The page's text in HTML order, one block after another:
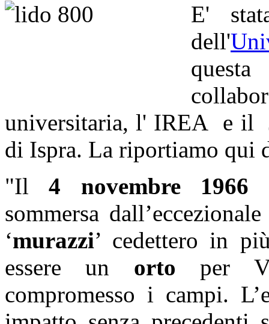
E'
dell'
universitaria, l' IREA e il
di Ispra. La riportiamo qui
"Il 4 novembre 1966
sommersa
‘murazzi’ cedettero in
essere un ortoper
compromesso i campi.